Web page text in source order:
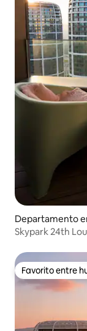
Departamento
Skypark 24th
Favorito entre
Favorito entre